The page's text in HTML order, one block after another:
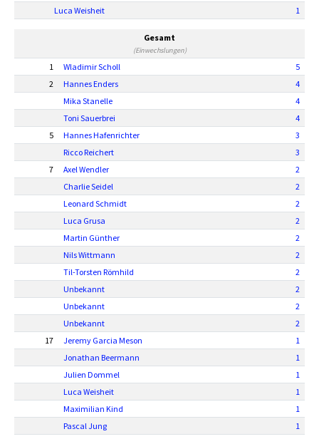
Luca Weisheit
1
Gesamt
(Einwechslungen)
1 Wladimir Scholl
5
2
Hannes Enders
4
Mika Stanelle
4
Toni Sauerbrei
4
5
Hannes Hafenrichter
3
Ricco Reichert
3
7
Axel Wendler
2
Charlie Seidel
2
Leonard Schmidt
2
Luca Grusa
2
Martin Günther
2
Nils Wittmann
2
Til-Torsten Römhild
2
Unbekannt
2
Unbekannt
2
Unbekannt
2
17
Jeremy Garcia Meson
1
Jonathan Beermann
1
Julien Dommel
1
Luca Weisheit
1
Maximilian Kind
1
Pascal Jung
1